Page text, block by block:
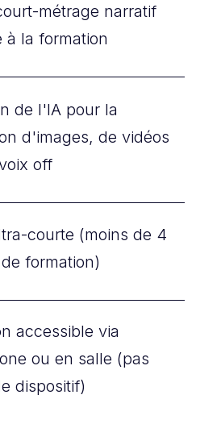
métrage narratif
à la formation
de l'IA pour la
d'images, de vidéos
off
courte (moins de 4
formation)
accessible via
ou en salle (pas
dispositif)